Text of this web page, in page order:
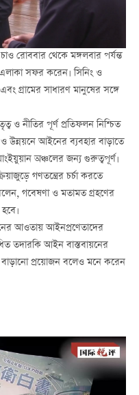
চাও রোববার থেকে মঙ্গলবার পর্যন্ত
এলাকা সফর করেন। সিনিং ও
গ্রামের সাধারণ মানুষের সঙ্গে
ও নীতির পূর্ণ প্রতিফলন নিশ্চিত
উন্নয়নে আইনের ব্যবহার বাড়াতে
অঞ্চলের জন্য গুরুত্বপূর্ণ।
গণতন্ত্রের চর্চা করতে
গবেষণা ও মতামত গ্রহণের
আওতায় আইনপ্রণেতাদের
তদারকি আইন বাস্তবায়নের
বাড়ানো প্রয়োজন বলেও মনে করেন